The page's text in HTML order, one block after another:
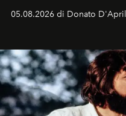
logomania pensata per la
Kate, Claudia e Carla
uno dei documenti più
05.08.2026 di Donato